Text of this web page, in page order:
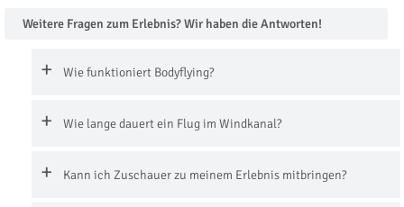
Weitere Fragen zum Erlebnis? Wir haben die Antworten!
Wie funktioniert Bodyflying?
Wie lange dauert ein Flug im Windkanal?
Kann ich Zuschauer zu meinem Erlebnis mitbringen?